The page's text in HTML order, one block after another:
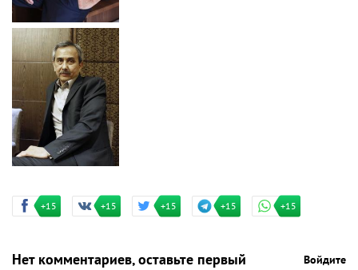
+15 +15 +15 +15 +15
Нет комментариев, оставьте первый Войдите